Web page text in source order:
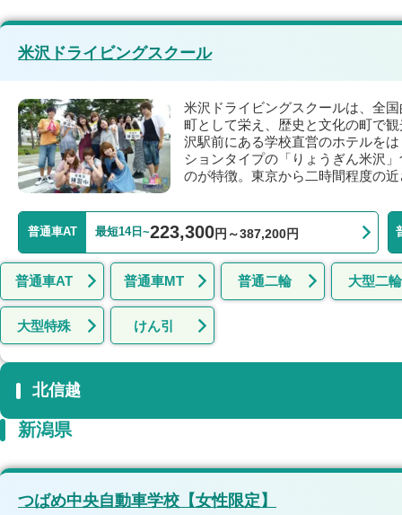
米沢ドライビングスクール
米沢ドライビングスクールは、全
町として栄え、歴史と文化の町で
沢駅前にある学校直営のホテルを
ションタイプの「りょうぎん米沢
のが特徴。東京から二時間程度の
普通車AT 最短14日~223,300円～387,200円
普通車AT 普通車MT 普通二輪 大型二輪
大型特殊 けん引
北信越
新潟県
つばめ中央自動車学校【女性限定】